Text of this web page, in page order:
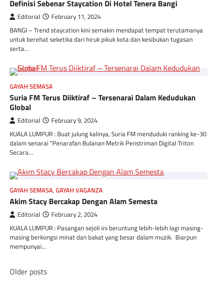
Definisi Sebenar Staycation Di Hotel Tenera Bangi
Editorial February 11, 2024
BANGI – Trend staycation kini semakin mendapat tempat terutamanya
untuk berehat seketika dari hiruk pikuk kota dan kesibukan tugasan
serta…
GAYAH SEMASA
Suria FM Terus Diiktiraf – Tersenarai Dalam Kedudukan
Global
Editorial February 9, 2024
KUALA LUMPUR : Buat julung kalinya, Suria FM menduduki ranking ke-30
dalam senarai “Penarafan Bulanan Metrik Penstriman Digital Triton
Secara…
GAYAH SEMASA, GAYAH VAGANZA
Akim Stacy Bercakap Dengan Alam Semesta
Editorial February 2, 2024
KUALA LUMPUR : Pasangan sejoli ini beruntung lebih-lebih lagi masing-
masing berkongsi minat dan bakat yang besar dalam muzik. Biarpun
mempunyai…
Posts
Older posts